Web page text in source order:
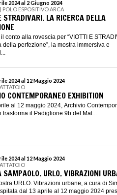
2024 al 2 Giugno 2024
| POLO ESPOSITIVO ARCA
STRADIVARI. LA RICERCA DELLA
conto alla rovescia per “VIOTTI E
della perfezione”, la mostra immersiva e
2024 al 12 Maggio 2024
CONTEMPORANEO EXHIBITION
al 12 maggio 2024, Archivio
trasforma il Padiglione 9b del Mat...
2024 al 12 Maggio 2024
SAMPAOLO. URLO. VIBRAZIONI
URLO. Vibrazioni urbane, a cura di
dal 13 aprile al 12 maggio 2024